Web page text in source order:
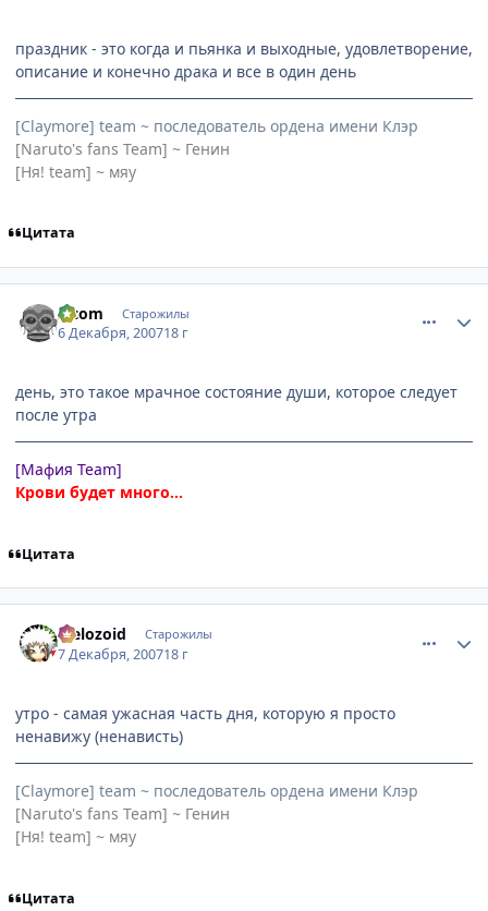
праздник - это когда и пьянка и выходные, удовлетворение,
описание и конечно драка и все в один день
[Claymore] team ~ последователь ордена имени Клэр
[Naruto's fans Team] ~ Генин
[Ня! team] ~ мяу
Цитата
z-com Старожилы
6 Декабря, 200718 г
день, это такое мрачное состояние души, которое следует
после утра
[Мафия Team]
Крови будет много...
Цитата
Melozoid Старожилы
7 Декабря, 200718 г
утро - самая ужасная часть дня, которую я просто
ненавижу (ненависть)
[Claymore] team ~ последователь ордена имени Клэр
[Naruto's fans Team] ~ Генин
[Ня! team] ~ мяу
Цитата